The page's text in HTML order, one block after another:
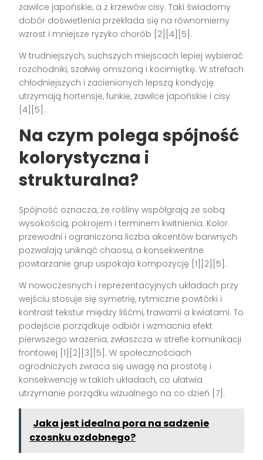
zawilce japońskie, a z krzewów cisy. Taki świadomy
dobór doświetlenia przekłada się na równomierny
wzrost i mniejsze ryzyko chorób [2][4][5].
W trudniejszych, suchszych miejscach lepiej wybierać
rozchodniki, szałwię omszoną i kocimiętkę. W strefach
chłodniejszych i zacienionych lepszą kondycję
utrzymają hortensje, funkie, zawilce japońskie i cisy
[4][5].
Na czym polega spójność
kolorystyczna i
strukturalna?
Spójność oznacza, że rośliny współgrają ze sobą
wysokością, pokrojem i terminem kwitnienia. Kolor
przewodni i ograniczona liczba akcentów barwnych
pozwalają uniknąć chaosu, a konsekwentne
powtarzanie grup uspokaja kompozycję [1][2][5].
W nowoczesnych i reprezentacyjnych układach przy
wejściu stosuje się symetrię, rytmiczne powtórki i
kontrast tekstur między liśćmi, trawami a kwiatami. To
podejście porządkuje odbiór i wzmacnia efekt
pierwszego wrażenia, zwłaszcza w strefie komunikacji
frontowej [1][2][3][5]. W społecznościach
ogrodniczych zwraca się uwagę na prostotę i
konsekwencję w takich układach, co ułatwia
utrzymanie porządku wizualnego na co dzień [7].
Jaka jest idealna pora na sadzenie
czosnku ozdobnego?